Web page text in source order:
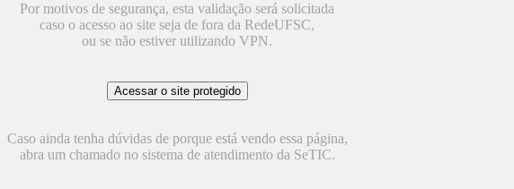
Por motivos de segurança, esta validação será solicitada
caso o acesso ao site seja de fora da RedeUFSC,
ou se não estiver utilizando VPN.
Caso ainda tenha dúvidas de porque está vendo essa página,
abra um chamado no sistema de atendimento da SeTIC.